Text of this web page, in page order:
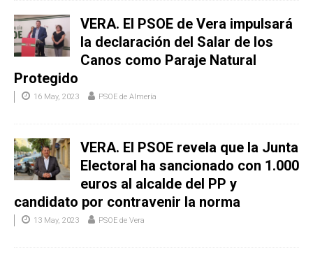
VERA. El PSOE de Vera impulsará
la declaración del Salar de los
Canos como Paraje Natural
Protegido
16 May, 2023 PSOE de Almería
VERA. El PSOE revela que la Junta
Electoral ha sancionado con 1.000
euros al alcalde del PP y
candidato por contravenir la norma
13 May, 2023 PSOE de Vera